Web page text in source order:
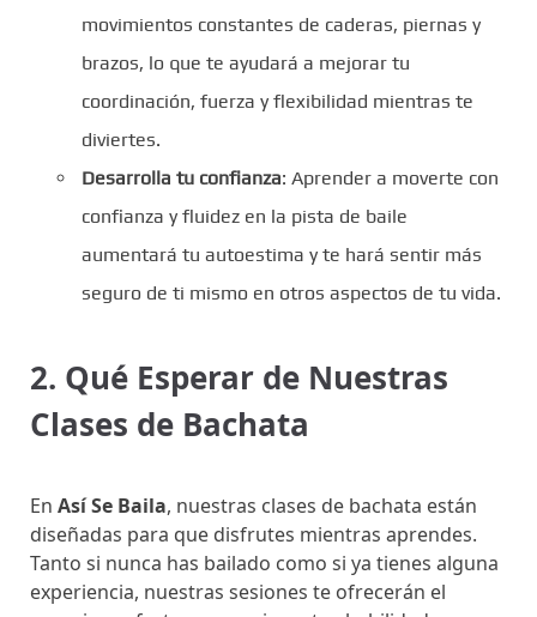
movimientos constantes de caderas, piernas y
brazos, lo que te ayudará a mejorar tu
coordinación, fuerza y flexibilidad mientras te
diviertes.
Desarrolla tu confianza: Aprender a moverte con
confianza y fluidez en la pista de baile
aumentará tu autoestima y te hará sentir más
seguro de ti mismo en otros aspectos de tu vida.
2. Qué Esperar de Nuestras
Clases de Bachata
En Así Se Baila, nuestras clases de bachata están
diseñadas para que disfrutes mientras aprendes.
Tanto si nunca has bailado como si ya tienes alguna
experiencia, nuestras sesiones te ofrecerán el